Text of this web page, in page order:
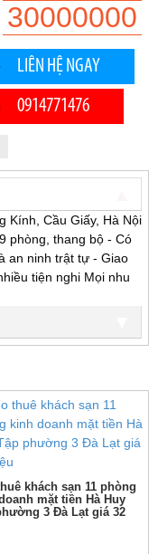
30000000
LIÊN HỆ NGAY
0914771476
Kính, Cầu Giấy, Hà Nội
phòng, thang bộ - Có
an ninh trật tự - Giao
tiện nghi Mọi nhu
khách sạn 11 phòng
mặt tiền Hà Huy
3 Đà Lạt giá 32